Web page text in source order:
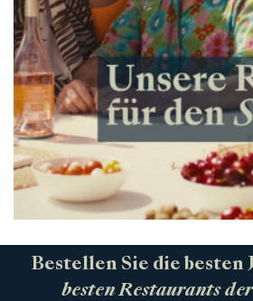
Bestellen Sie die besten
besten Restaurants